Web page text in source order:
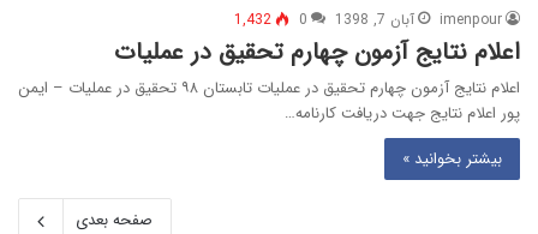
imenpour آبان 7, 1398 0
1,432
اعلام نتایج آزمون چهارم تحقیق در عملیات
اعلام نتایج آزمون چهارم تحقیق در عملیات تابستان ۹۸ تحقیق در عملیات – ایمن
پور اعلام نتایج جهت دریافت کارنامه…
بیشتر بخوانید »
صفحه بعدی